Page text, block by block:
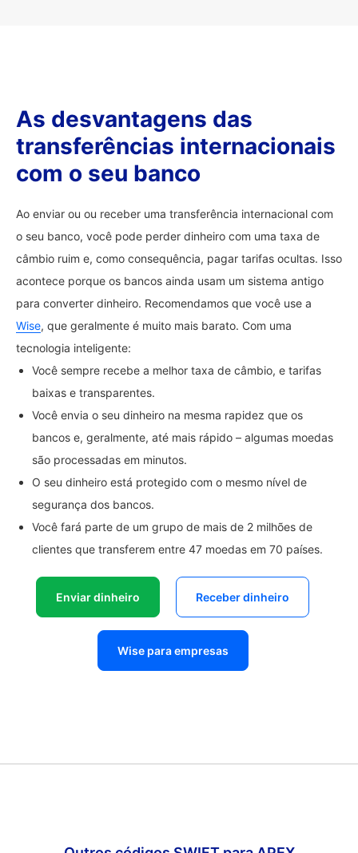
As desvantagens das
transferências internacionais
com o seu banco
Ao enviar ou ou receber uma transferência internacional com
o seu banco, você pode perder dinheiro com uma taxa de
câmbio ruim e, como consequência, pagar tarifas ocultas. Isso
acontece porque os bancos ainda usam um sistema antigo
para converter dinheiro. Recomendamos que você use a
Wise, que geralmente é muito mais barato. Com uma
tecnologia inteligente:
Você sempre recebe a melhor taxa de câmbio, e tarifas
baixas e transparentes.
Você envia o seu dinheiro na mesma rapidez que os
bancos e, geralmente, até mais rápido – algumas moedas
são processadas em minutos.
O seu dinheiro está protegido com o mesmo nível de
segurança dos bancos.
Você fará parte de um grupo de mais de 2 milhões de
clientes que transferem entre 47 moedas em 70 países.
Enviar dinheiro Receber dinheiro
Wise para empresas